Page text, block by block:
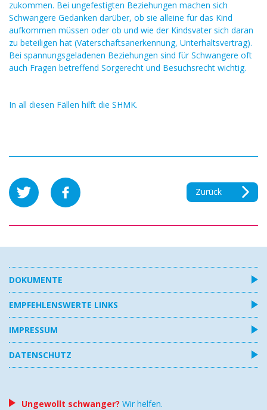
zukommen. Bei ungefestigten Beziehungen machen sich
Schwangere Gedanken darüber, ob sie alleine für das Kind
aufkommen müssen oder ob und wie der Kindsvater sich daran
zu beteiligen hat (Vaterschaftsanerkennung, Unterhaltsvertrag).
Bei spannungsgeladenen Beziehungen sind für Schwangere oft
auch Fragen betreffend Sorgerecht und Besuchsrecht wichtig.
In all diesen Fällen hilft die SHMK.
Zurück
DOKUMENTE
EMPFEHLENSWERTE LINKS
IMPRESSUM
DATENSCHUTZ
Ungewollt schwanger? Wir helfen.